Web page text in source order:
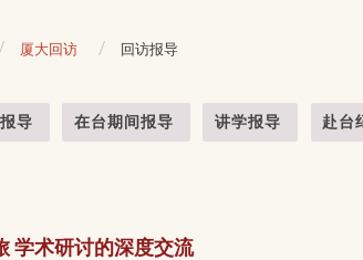
厦大回访 回访报导
导 在台期间报导 讲学报导 赴台
学术研讨的深度交流